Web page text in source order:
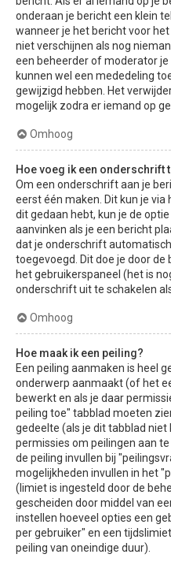
onderaan je bericht een klein
wanneer je het bericht voor
niet verschijnen als nog
een beheerder of moderator
kunnen wel een mededeling
gewijzigd hebben. Het
mogelijk zodra er iemand op
Omhoog
Hoe voeg ik een onderschrift
Om een onderschrift aan je
eerst één maken. Dit kun je
dit gedaan hebt, kun je de optie
aanvinken als je een bericht
dat je onderschrift
toegevoegd. Dit doe je door
het gebruikerspaneel (het is
onderschrift uit te schakelen
Omhoog
Hoe maak ik een peiling?
Een peiling aanmaken is heel
onderwerp aanmaakt (of het
bewerkt en als je daar
peiling toe" tabblad moeten
gedeelte (als je dit tabblad niet
permissies om peilingen aan
de peiling invullen bij
mogelijkheden invullen in het
(limiet is ingesteld door de
gescheiden door middel van
instellen hoeveel opties een
per gebruiker" en een
peiling van oneindige duur).